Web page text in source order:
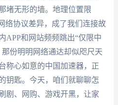
堵无形的墙。地理位置限
络协议差异，成了我们连接故
APP和网站频频跳出“仅限中
份明明网络通达却似咫尺天
称心如意的中国加速器，正
钥匙。今天，咱们就聊聊怎
剧、网购、游戏开黑，让家